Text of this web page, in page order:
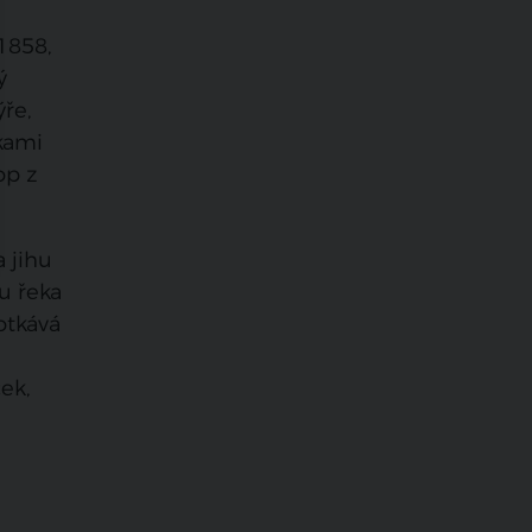
z
jihu
řeka